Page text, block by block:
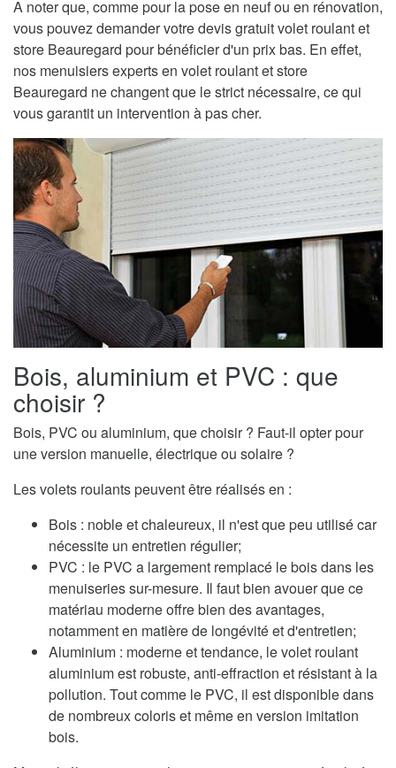
A noter que, comme pour la pose en neuf ou en rénovation,
vous pouvez demander votre devis gratuit volet roulant et
store Beauregard pour bénéficier d'un prix bas. En effet,
nos menuisiers experts en volet roulant et store
Beauregard ne changent que le strict nécessaire, ce qui
vous garantit un intervention à pas cher.
Bois, aluminium et PVC : que
choisir ?
Bois, PVC ou aluminium, que choisir ? Faut-il opter pour
une version manuelle, électrique ou solaire ?
Les volets roulants peuvent être réalisés en :
Bois : noble et chaleureux, il n'est que peu utilisé car
nécessite un entretien régulier;
PVC : le PVC a largement remplacé le bois dans les
menuiseries sur-mesure. Il faut bien avouer que ce
matériau moderne offre bien des avantages,
notamment en matière de longévité et d'entretien;
Aluminium : moderne et tendance, le volet roulant
aluminium est robuste, anti-effraction et résistant à la
pollution. Tout comme le PVC, il est disponible dans
de nombreux coloris et même en version imitation
bois.